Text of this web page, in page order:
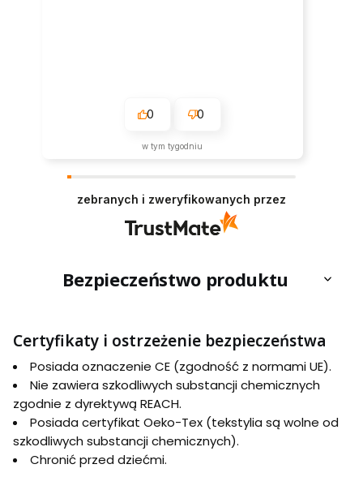
1 0
w tym miesiącu
zebranych i zweryfikowanych przez
Bezpieczeństwo produktu
Certyfikaty i ostrzeżenie bezpieczeństwa
Posiada oznaczenie CE (zgodność z normami UE).
Nie zawiera szkodliwych substancji chemicznych
zgodnie z dyrektywą REACH.
Posiada certyfikat Oeko-Tex (tekstylia są wolne od
szkodliwych substancji chemicznych).
Chronić przed dziećmi.